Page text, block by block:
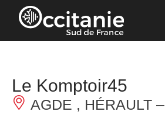
Pannello di gestione dei cookies
Le Komptoir45
AGDE , HÉRAULT –